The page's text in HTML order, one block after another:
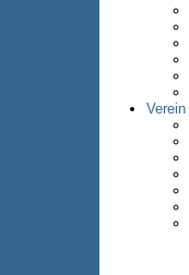
Verein